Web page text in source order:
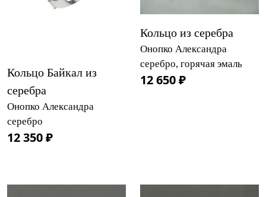
Кольцо Байкал из
серебра
Онопко Александра
серебро
12 350 ₽
Кольцо из серебра
Онопко Александра
серебро, горячая эмаль
12 650 ₽